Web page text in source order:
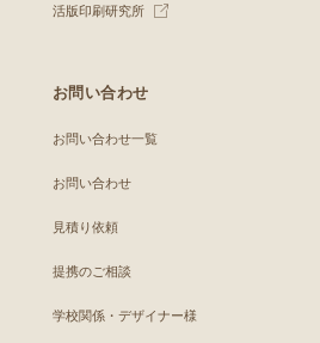
活版印刷研究所
お問い合わせ
お問い合わせ一覧
お問い合わせ
見積り依頼
提携のご相談
学校関係・デザイナー様